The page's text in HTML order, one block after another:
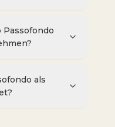
Passofondo
als